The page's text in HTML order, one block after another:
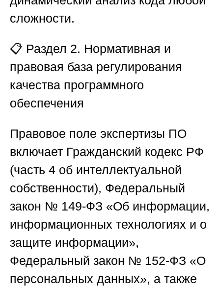
сложности.
📋 Раздел 2. Нормативная и
правовая база регулирования
качества программного
обеспечения
Правовое поле экспертизы ПО
включает Гражданский кодекс РФ
(часть 4 об интеллектуальной
собственности), Федеральный
закон № 149-ФЗ «Об информации,
информационных технологиях и о
защите информации»,
Федеральный закон № 152-ФЗ «О
персональных данных», а также